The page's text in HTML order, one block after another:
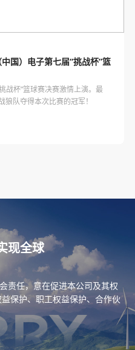
国）电子第七届“挑战杯”篮
战杯”篮球赛决赛激情上演。最
队夺得本次比赛的冠军！
现全球
责任，意在促进本公司及其权
保护、职工权益保护、合作伙